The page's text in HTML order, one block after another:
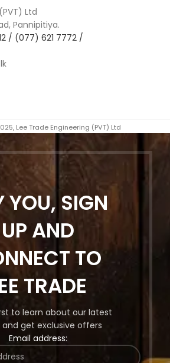
Ltd
Pannipitiya.
/ (077) 621 7772 /
Lee Trade Engineering (PVT) Ltd
YOU, SIGN
UP AND
TO
TRADE
to learn about our latest
and get exclusive offers
Email address: